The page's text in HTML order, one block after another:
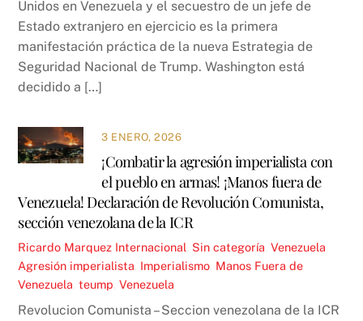
Unidos en Venezuela y el secuestro de un jefe de
Estado extranjero en ejercicio es la primera
manifestación práctica de la nueva Estrategia de
Seguridad Nacional de Trump. Washington está
decidido a […]
3 ENERO, 2026
¡Combatir la agresión imperialista con
el pueblo en armas! ¡Manos fuera de
Venezuela! Declaración de Revolución Comunista,
sección venezolana de la ICR
Ricardo Marquez Internacional Sin categoría ,Venezuela
Agresión imperialista Imperialismo Manos Fuera de
Venezuela ,teump ,Venezuela
Revolucion Comunista – Seccion venezolana de la ICR